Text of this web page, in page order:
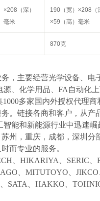
×208（深）
毫米
190（宽）×208（
×59（高）毫米
870克
，主要经营光学设备、
、化学用品、FA自动化
1000多家国内外授权代理
务。链接各商和客户，从产
智能和新能源行业中迅速
州，重庆，成都，深圳
而专业的服务。
、HIKARIYA、SERIC
、MITUTOYO、JIKCO
SATA、HAKKO、